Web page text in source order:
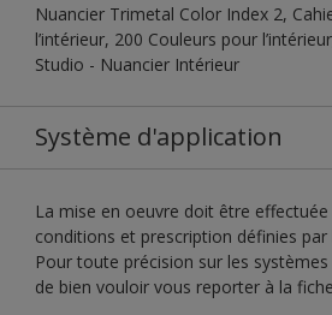
Nuancier Trimetal Color Index 2,
l’intérieur, 200 Couleurs pour
Studio - Nuancier Intérieur
Système d'application
La mise en oeuvre doit être
conditions et prescription définies par
Pour toute précision sur les
de bien vouloir vous reporter à la